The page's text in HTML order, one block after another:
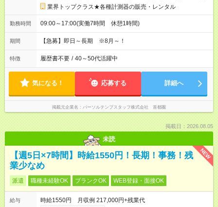
業界トップクラス★各種計測器の販売・レンタル
勤務時間 09:00～17:00(実働7時間 休憩1時間)
期間 【急募】即日～長期 ※8月～！
特徴 履歴書不要 / 40～50代活躍中
気になる！ 応募する 詳細へ
掲載元企業名 パーソルテンプスタッフ株式会社 首都圏
掲載日：2026.08.05
未読
NEW
【週5日×7時間】時給1550円！長期！事務！残
業少なめ
派遣 職種未経験OK ブランクOK WEB登録・面接OK
給与
時給1550円 月収例 217,000円+残業代